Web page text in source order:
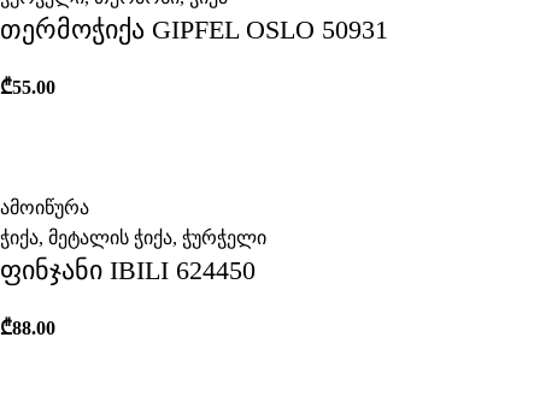
თერმოჭიქა GIPFEL OSLO 50931
₾55.00
ამოიწურა
ჭიქა, მეტალის ჭიქა, ჭურჭელი
ფინჯანი IBILI 624450
₾88.00